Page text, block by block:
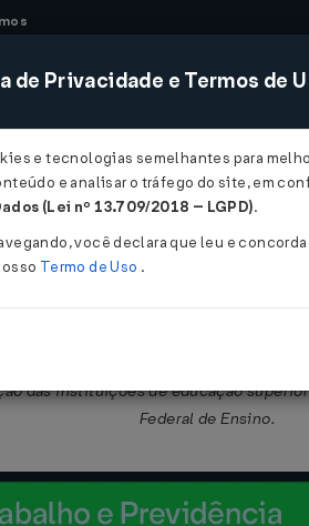
CONSULTORIA SISTEMAS
de educação superior em
das instituições de educação
Federal de Ensino.
de Privacidade e Termos de
e tecnologias semelhantes para
e analisar o tráfego do site, em
(Lei nº 13.709/2018 – LGPD).
você declara que leu e concorda
Termo de Uso .